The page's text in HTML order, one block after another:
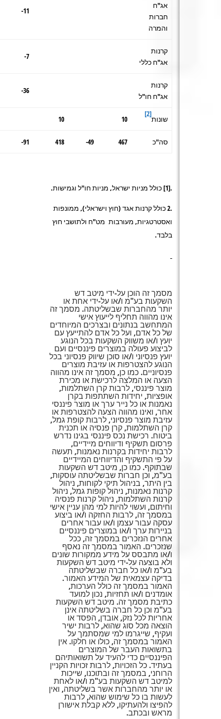
אג"ח
חברות
והמרה
11-
קרנות
אג"ח כללי
7-
קרנות
אג"ח חו"ל
36-
שונות
[2]
10
10
סה"כ 467
49-
418
91-
.[1] כולל מניות ישראל, מניות חו"ל וגמישות.
.2 כולל קרנות אגד (חוץ וישראלי), ממונפות
ואסטרטגיות, מעורבות מט"ח ולתושבי חוץ
בלבד.
מסמך זה הוכן על-ידי מיטב דש
השקעות בע"מ ו/או על-ידי אחת או
יותר מהחברות שבשליטתה. מסמך זה
אינו מהווה תחליף לייעוץ אישי
המתחשב בנתונים ובצרכים המיוחדים
של כל אדם, ועל כל אדם להתייעץ עם
יועץ ו/או משווק השקעות בכל הנוגע
לביצוע פעולה במוצרים פיננסיים ועם
יועץ פנסיוני ו/או סוכן שיווק פנסיוני בכל
הנוגע להצטרפות או עזיבת מוצרים
פנסיוניים. כמו כן, מסמך זה אינו מהווה
הצעה או המלצה לרכישת או מכירת
מוצר פיננסי, לרבות קרן השתלמות,
אופציות, יחידות השתתפות בקרן
נאמנות או כל נייר ערך או מוצר פיננסי
אחר, ואינו מהווה הצעה להצטרפות או
עזיבת מוצר פנסיוני, לרבות קופת גמל,
קרן השתלמות, קרן פנסיה או תכנית
ביטוח. רכישת נכס פיננסי בגינו נדרש
פרסום תשקיף ודיווחים מיידיים,
לרבות יחידות בקרנות נאמנות, תעשה
על פי התשקיף והדיווחים המיידיים
שבתוקף. כמו כן, מיטב דש השקעות
בע"מ, וכן חברות שבשליטתה עוסקות,
בין היתר, בניהול תיקי לקוחות, ניהול
קרנות נאמנות, ניהול קופות גמל, ניהול
קרנות השתלמות, ניהול קרנות פנסיה
וחיתום, ועשוי להיות למי מהן עניין אישי
במסמך זה, לרבות החזקה ו/או ביצוע
עסקה עבור עצמן ו/או עבור אחרים
בניירות ערך ו/או במוצרים פיננסיים
אחרים הנזכרים במסמך זה, ככל
שנזכרים. האמור במסמך זה נאסף
ו/או מתבסס על מידע ממקורות שונים
ולא בוצעה על-ידי מיטב דש השקעות
בע"מ ו/או כל חברה שבשליטתה
בדיקה עצמאית של המידע האמור.
האמור במסמך זה כולל הערכות,
אומדנים ו/או תחזיות, נכון למועד
כתיבת מסמך זה. מיטב דש השקעות
בע"מ וכן כל חברה בשליטתה אינן
אחריות לכל נזק, אובדן, הפסד או
הוצאה מכל סוג שהוא, לרבות ישיר
ועקיף, שייגרמו למי שמסתמך על
האמור במסמך זה, כולו או חלקו. אין
בתשואות העבר של המוצרים
הפיננסיים כדי להעיד על תשואותיהם
בעתיד. כל הזכויות, לרבות זכויות הקניין
הרוחני, במסמך זה ובתוכנו, שייכות
למיטב דש השקעות בע"מ ו/או לאחת
או יותר מהחברות אשר בשליטתה, ואין
לעשות בו כל שימוש שהוא, לרבות
להפיצו ולהעתיקו, ללא קבלת אישורן
מראש ובכתב.